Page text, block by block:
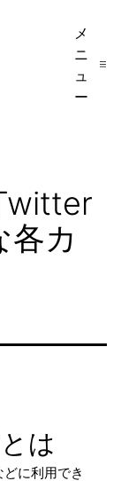
メ
ニ
ュ
ー
各カ
は
に利用でき